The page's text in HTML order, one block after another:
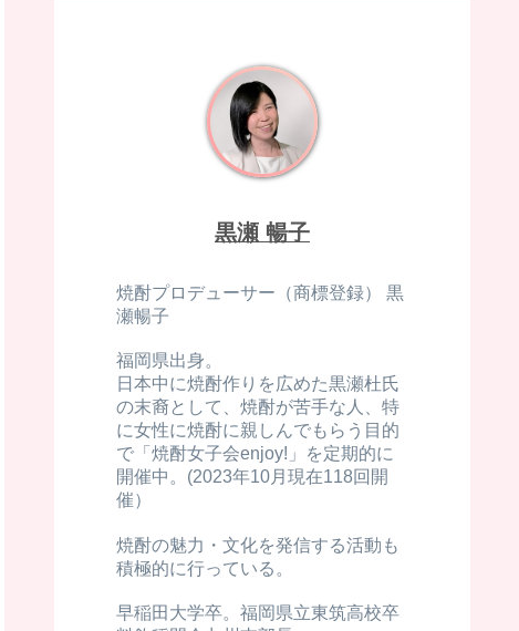
黒瀬 暢子
焼酎プロデューサー（商標登録） 黒
瀬暢子
福岡県出身。
日本中に焼酎作りを広めた黒瀬杜氏
の末裔として、焼酎が苦手な人、特
に女性に焼酎に親しんでもらう目的
で「焼酎女子会enjoy!」を定期的に
開催中。(2023年10月現在118回開
催）
焼酎の魅力・文化を発信する活動も
積極的に行っている。
早稲田大学卒。福岡県立東筑高校卒